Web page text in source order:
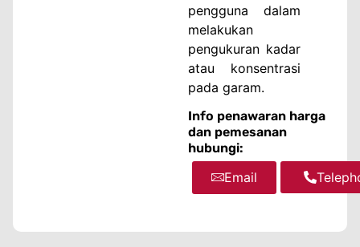
pengguna dalam
melakukan
pengukuran kadar
atau konsentrasi
pada garam.
Info penawaran harga
dan pemesanan
hubungi:
Email